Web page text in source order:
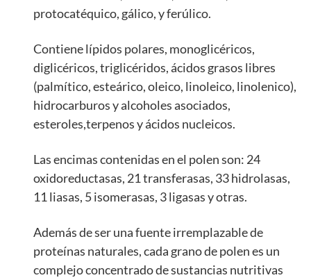
protocatéquico, gálico, y ferúlico.
Contiene lípidos polares, monoglicéricos,
diglicéricos, triglicéridos, ácidos grasos libres
(palmítico, esteárico, oleico, linoleico, linolenico),
hidrocarburos y alcoholes asociados,
esteroles,terpenos y ácidos nucleicos.
Las encimas contenidas en el polen son: 24
oxidoreductasas, 21 transferasas, 33 hidrolasas,
11 liasas, 5 isomerasas, 3 ligasas y otras.
Además de ser una fuente irremplazable de
proteínas naturales, cada grano de polen es un
complejo concentrado de sustancias nutritivas